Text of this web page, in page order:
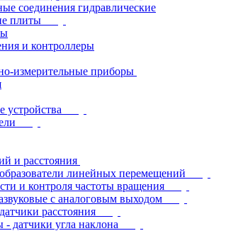
соединения гидравлические
плиты
и контроллеры
измерительные приборы
устройства
и расстояния
линейных перемещений
и контроля частоты вращения
с аналоговым выходом
расстояния
датчики угла наклона